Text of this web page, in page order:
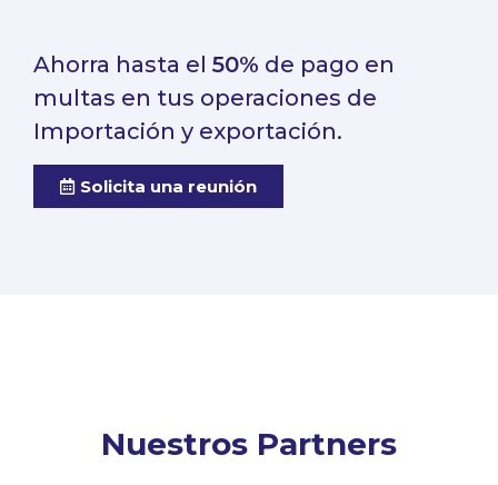
Ahorra hasta el 50% de pago en
multas en tus operaciones de
Importación y exportación.
Solicita una reunión
Nuestros Partners